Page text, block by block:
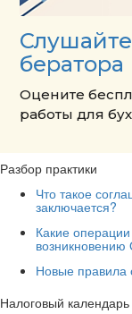
бератора
Оцените
работы для
Разбор практики
Что такое
заключается?
Какие
Новые правила
Налоговый календарь